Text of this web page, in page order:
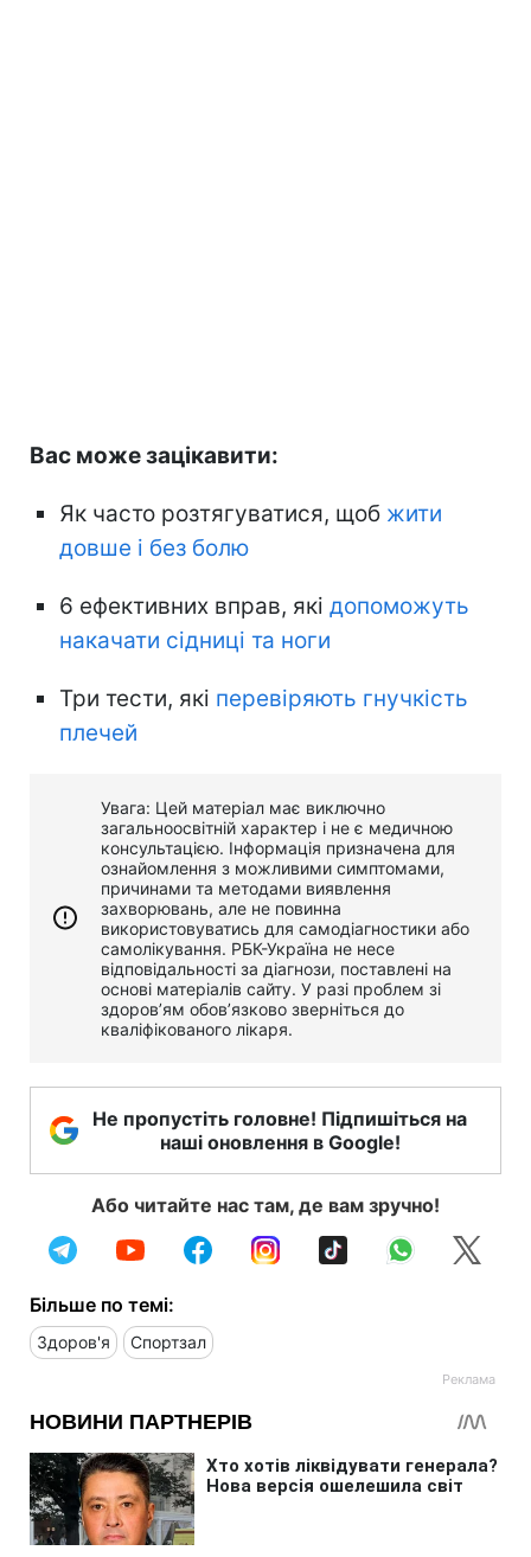
Вас може зацікавити:
Як часто розтягуватися, щоб жити
довше і без болю
6 ефективних вправ, які допоможуть
накачати сідниці та ноги
Три тести, які перевіряють гнучкість
плечей
Увага: Цей матеріал має виключно
загальноосвітній характер і не є медичною
консультацією. Інформація призначена для
ознайомлення з можливими симптомами,
причинами та методами виявлення
захворювань, але не повинна
використовуватись для самодіагностики або
самолікування. РБК-Україна не несе
відповідальності за діагнози, поставлені на
основі матеріалів сайту. У разі проблем зі
здоров’ям обов’язково зверніться до
кваліфікованого лікаря.
Не пропустіть головне! Підпишіться на
наші оновлення в Google!
Або читайте нас там, де вам зручно!
Більше по темі:
Здоров'я Спортзал